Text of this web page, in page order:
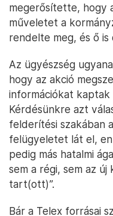
megerősítette, hogy
műveletet a
rendelte meg, és ő
Az ügyészség
hogy az akció
információkat
Kérdésünkre azt
felderítési szakában
felügyeletet lát el,
pedig más hatalmi
sem a régi, sem az
tart(ott)”.
Bár a Telex forrásai